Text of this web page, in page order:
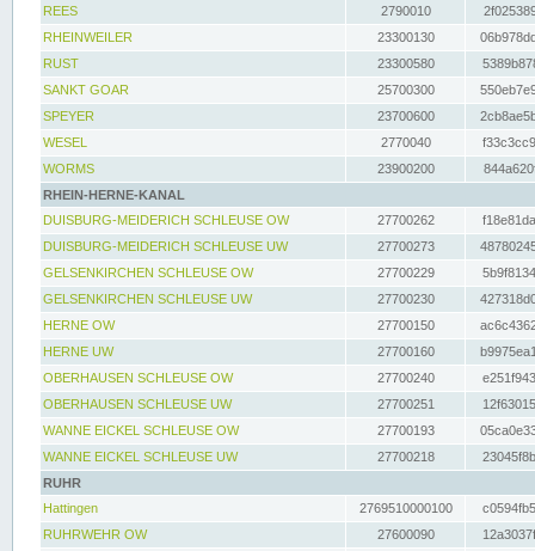
REES
2790010
RHEINWEILER
23300130
RUST
23300580
SANKT GOAR
25700300
SPEYER
23700600
WESEL
2770040
WORMS
23900200
RHEIN-HERNE-KANAL
DUISBURG-MEIDERICH SCHLEUSE OW
27700262
DUISBURG-MEIDERICH SCHLEUSE UW
27700273
GELSENKIRCHEN SCHLEUSE OW
27700229
GELSENKIRCHEN SCHLEUSE UW
27700230
HERNE OW
27700150
HERNE UW
27700160
OBERHAUSEN SCHLEUSE OW
27700240
OBERHAUSEN SCHLEUSE UW
27700251
WANNE EICKEL SCHLEUSE OW
27700193
WANNE EICKEL SCHLEUSE UW
27700218
RUHR
Hattingen
2769510000100
RUHRWEHR OW
27600090